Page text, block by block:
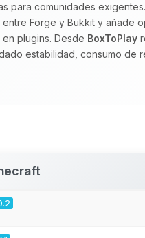
para comunidades
Forge y Bukkit y añade
plugins. Desde BoxToPlay
estabilidad, consumo de